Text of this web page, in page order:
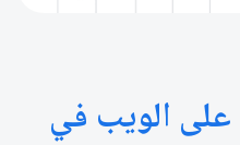
على الويب في